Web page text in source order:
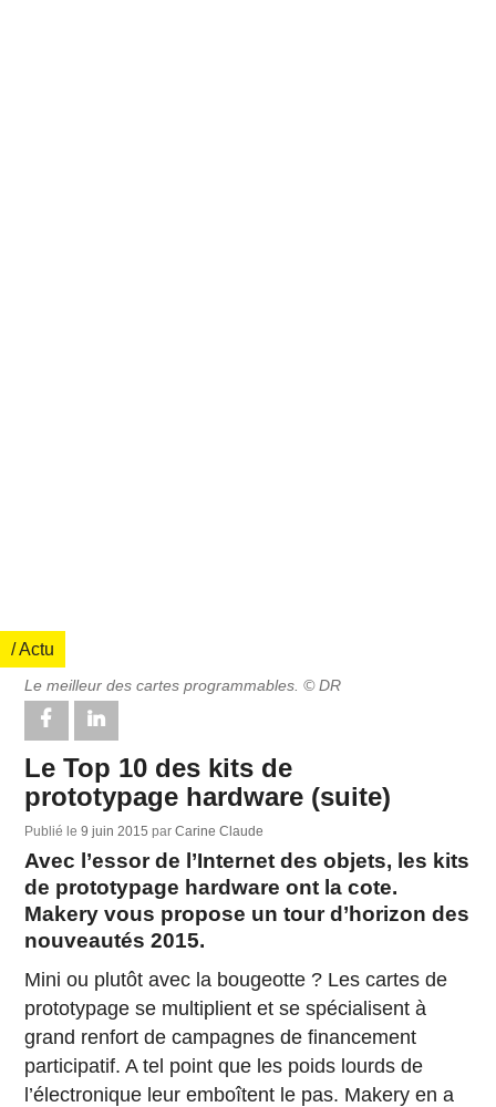
/ Actu
Le meilleur des cartes programmables. © DR
Le Top 10 des kits de
prototypage hardware (suite)
Publié le9 juin 2015parCarine Claude
Avec l’essor de l’Internet des objets, les kits
de prototypage hardware ont la cote.
Makery vous propose un tour d’horizon des
nouveautés 2015.
Mini ou plutôt avec la bougeotte ? Les cartes de
prototypage se multiplient et se spécialisent à
grand renfort de campagnes de financement
participatif. A tel point que les poids lourds de
l’électronique leur emboîtent le pas. Makery en a